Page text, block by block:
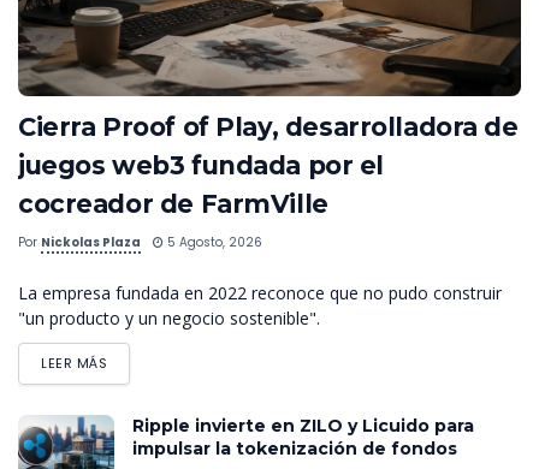
Cierra Proof of Play, desarrolladora de
juegos web3 fundada por el
cocreador de FarmVille
Por Nickolas Plaza 5 Agosto, 2026
La empresa fundada en 2022 reconoce que no pudo construir
"un producto y un negocio sostenible".
LEER MÁS
Ripple invierte en ZILO y Licuido para
impulsar la tokenización de fondos